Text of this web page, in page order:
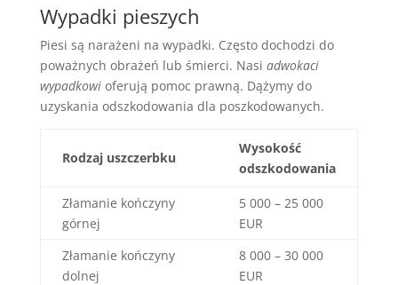
Wypadki pieszych
Piesi są narażeni na wypadki. Często dochodzi do
poważnych obrażeń lub śmierci. Nasi adwokaci
wypadkowioferują pomoc prawną. Dążymy do
uzyskania odszkodowania dla poszkodowanych.
Rodzaj uszczerbku
Wysokość
odszkodowania
Złamanie kończyny
górnej
5 000 – 25 000
EUR
Złamanie kończyny
dolnej
8 000 – 30 000
EUR